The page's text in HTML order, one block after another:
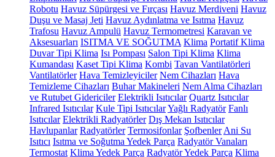
Robotu Havuz Süpürgesi ve Fırçası Havuz Merdiveni Havuz
Duşu ve Masaj Jeti Havuz Aydınlatma ve Isıtma Havuz
Trafosu Havuz Ampulü Havuz Termometresi Karavan ve
Aksesuarları ISITMA VE SOĞUTMA Klima Portatif Klima
Duvar Tipi Klima Isı Pompası Salon Tipi Klima Klima
Kumandası Kaset Tipi Klima Kombi Tavan Vantilatörleri
Vantilatörler Hava Temizleyiciler Nem Cihazları Hava
Temizleme Cihazları Buhar Makineleri Nem Alma Cihazları
ve Rutubet Gidericiler Elektrikli Isıtıcılar Quartz Isıtıcılar
Infrared Isıtıcılar Kule Tipi IsıtıcılarYağlı Radyatör Fanlı
Isıtıcılar Elektrikli Radyatörler Dış Mekan Isıtıcılar
Havlupanlar Radyatörler Termosifonlar Şofbenler Ani Su
Isıtıcı Isıtma ve Soğutma Yedek Parça Radyatör Vanaları
Termostat Klima Yedek Parça Radyatör Yedek Parça Klima